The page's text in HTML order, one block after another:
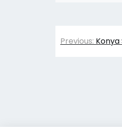
Yazı
Previous: Konya